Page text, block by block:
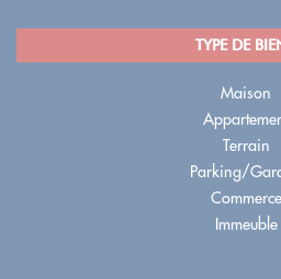
TYPE DE
Maison
Terrain
Parking/
Commerce
Immeuble